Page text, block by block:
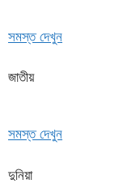
সমস্ত দেখুন
জাতীয়
সমস্ত দেখুন
দুনিয়া